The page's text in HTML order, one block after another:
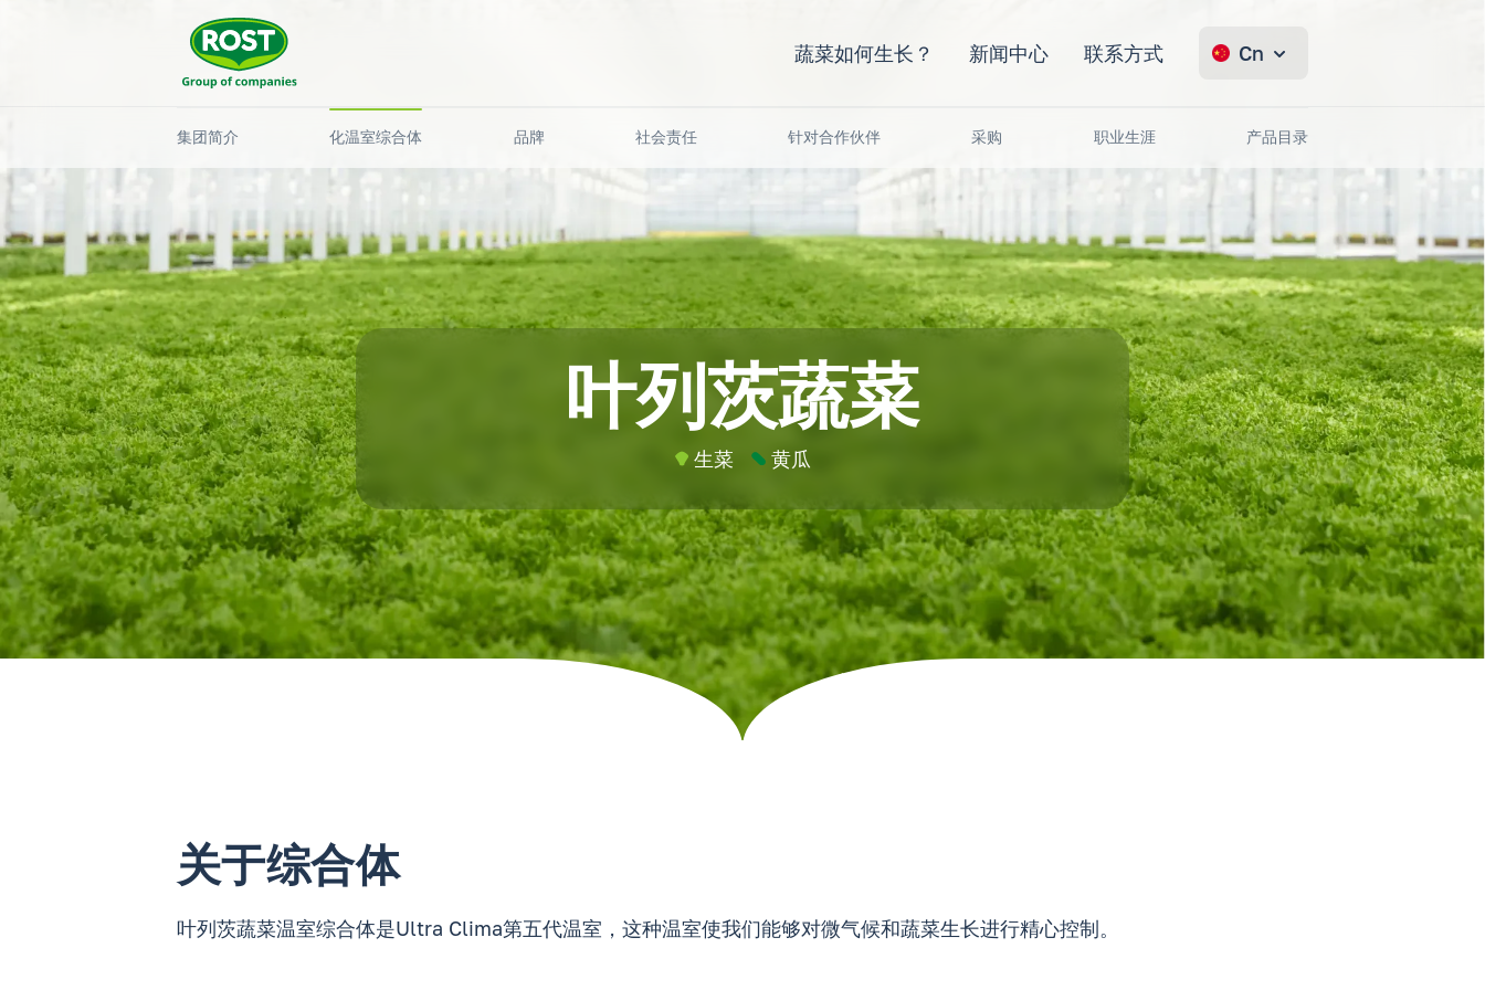
蔬菜如何生长？ 新闻中心 联系方式 Cn
集团简介 化温室综合体 品牌 社会责任 针对合作伙伴 采购 职业生涯 产品目录
叶列茨蔬菜
生菜 黄瓜
关于综合体
叶列茨蔬菜温室综合体是Ultra Clima第五代温室，这种温室使我们能够对微气候和蔬菜生长进行精心控制。